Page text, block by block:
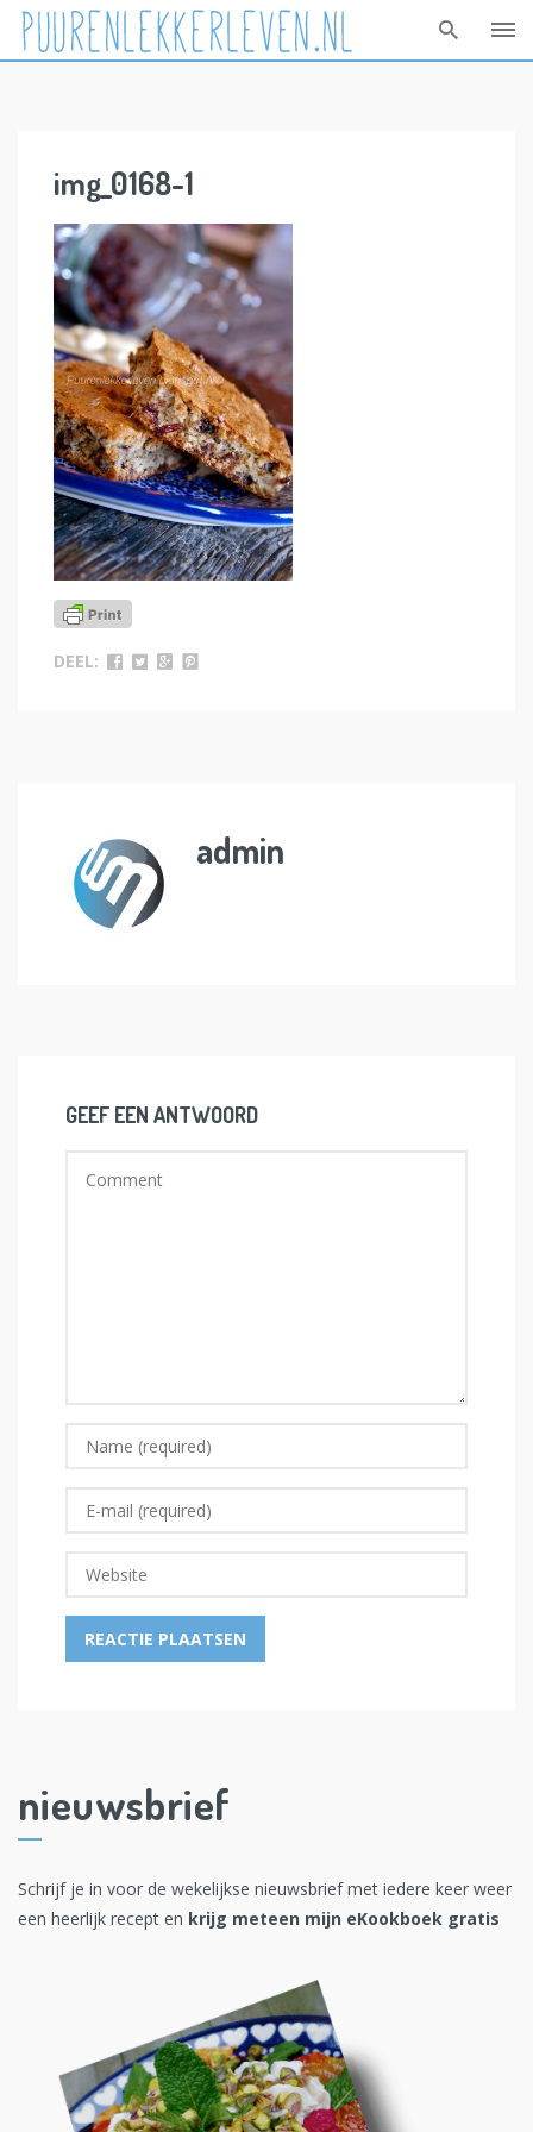
img_0168-1
DEEL:
admin
GEEF EEN ANTWOORD
nieuwsbrief
Schrijf je in voor de wekelijkse nieuwsbrief met iedere keer weer
een heerlijk recept en krijg meteen mijn eKookboek gratis